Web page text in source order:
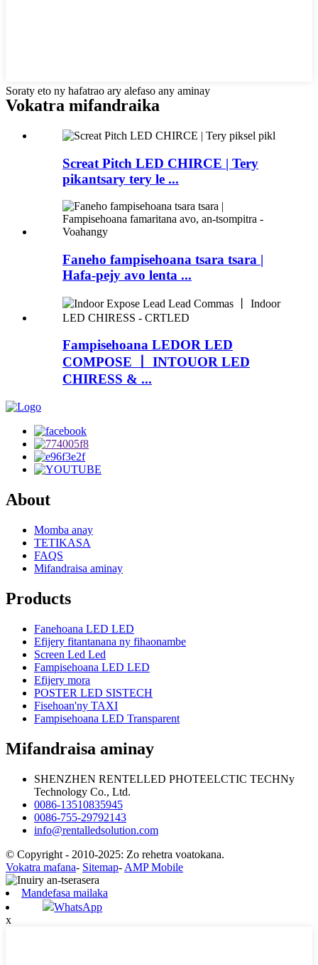
Soraty eto ny hafatrao ary alefaso any aminay
Vokatra mifandraika
Screat Pitch LED CHIRCE | Tery
pikantsary tery le ...
Faneho fampisehoana tsara tsara |
Hafa-pejy avo lenta ...
Fampisehoana LEDOR LED
COMPOSE 丨 INTOUOR LED
CHIRESS & ...
About
Momba anay
TETIKASA
FAQS
Mifandraisa aminay
Products
Fanehoana LED LED
Efijery fitantanana ny fihaonambe
Screen Led Led
Fampisehoana LED LED
Efijery mora
POSTER LED SISTECH
Fisehoan'ny TAXI
Fampisehoana LED Transparent
Mifandraisa aminay
SHENZHEN RENTELLED PHOTEELCTIC TECHNy
Technology Co., Ltd.
0086-13510835945
0086-755-29792143
info@rentalledsolution.com
© Copyright - 2010-2025: Zo rehetra voatokana.
Vokatra mafana- Sitemap- AMP Mobile
Mandefasa mailaka
WhatsApp
x